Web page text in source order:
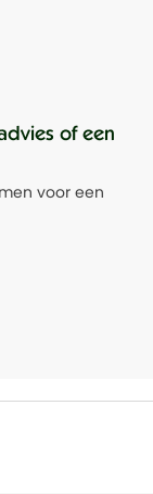
of een
voor een